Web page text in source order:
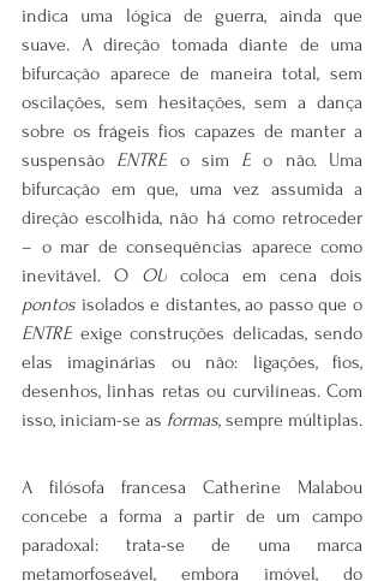
indica uma lógica de guerra, ainda que
suave. A direção tomada diante de uma
bifurcação aparece de maneira total, sem
oscilações, sem hesitações, sem a dança
sobre os frágeis fios capazes de manter a
suspensão ENTRE o sim E o não. Uma
bifurcação em que, uma vez assumida a
direção escolhida, não há como retroceder
– o mar de consequências aparece como
inevitável. O OU
pontos
ENTRE exige construções delicadas, sendo
elas imaginárias ou não: ligações, fios,
desenhos, linhas retas ou curvilíneas. Com
isso, iniciam-se as formas, sempre múltiplas.
A filósofa francesa Catherine Malabou
concebe a forma a partir de um campo
paradoxal: trata-se de uma marca
metamorfoseável, embora imóvel, do